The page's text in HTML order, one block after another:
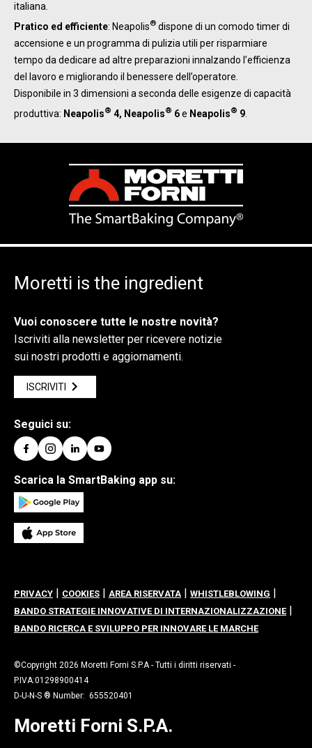
italiana.
Pratico ed efficiente: Neapolis® dispone di un comodo timer di
accensione e un programma di pulizia utili per risparmiare
tempo da dedicare ad altre preparazioni innalzando l’efficienza
del lavoro e migliorando il benessere dell’operatore.
Disponibile in 3 dimensioni a seconda delle esigenze di capacità
produttiva: Neapolis® 4, Neapolis® 6e Neapolis® 9
Moretti is the ingredient
Vuoi conoscere tutte le nostre novità?
Iscriviti alla newsletter per ricevere notizie
sui nostri prodotti e aggiornamenti.
ISCRIVITI
Seguici su:
Scarica la SmartBaking app su:
PRIVACY | COOKIES | AREA RISERVATA | WHISTLEBLOWING |
BANDO STRATEGIE INNOVATIVE DI INTERNAZIONALIZZAZIONE |
BANDO RICERCA E SVILUPPO PER INNOVARE LE MARCHE
©Copyright 2026 Moretti Forni S.P.A - Tutti i diritti riservati -
P.IVA:01298900414
D-U-N-S ® Number: 655520401
Moretti Forni S.P.A.